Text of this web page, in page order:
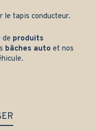
le tapis conducteur.
de produits
bâches auto et nos